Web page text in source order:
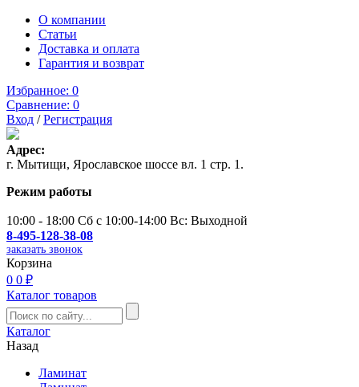
О компании
Статьи
Доставка и оплата
Гарантия и возврат
Избранное: 0
Сравнение: 0
Вход /Регистрация
Адрес:
г. Мытищи, Ярославское шоссе вл. 1 стр. 1.
Режим работы
10:00 - 18:00 Сб с 10:00-14:00 Вс: Выходной
8-495-128-38-08
заказать звонок
Корзина
0 0 ₽
Каталог товаров
Каталог
Назад
Ламинат